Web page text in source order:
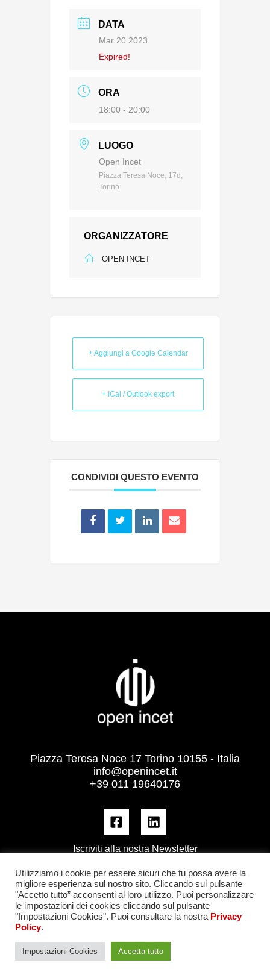
DATA
Mar 20 2023
Expired!
ORA
18:00 - 20:00
LUOGO
Open Incet
Piazza Teresa Noce, 17d,
Torino
ORGANIZZATORE
OPEN INCET
+ Aggiungi a Google Calendar
+ iCal / Outlook export
CONDIVIDI QUESTO EVENTO
Piazza Teresa Noce 17 Torino 10155 - Italia
info@openincet.it
+39 011 19640176
Iscriviti alla nostra Newsletter
Utilizziamo i cookie per essere sicuri che tu possa avere la
migliore esperienza sul nostro sito. Cliccando sul pulsante
"Accetto tutto” acconsenti al loro utilizzo. Puoi personalizzare
le impostazioni dei cookies cliccando sul pulsante
"Impostazioni Cookies". Puoi consultare la nostra Privacy
Policy.
Impostazioni Cookies Accetta tutto